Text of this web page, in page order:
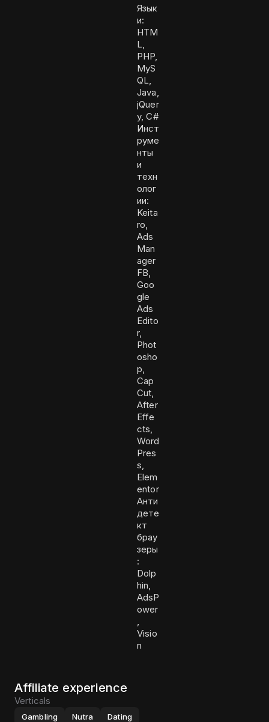
Язык
и:
HTM
L,
PHP,
MyS
QL,
Java,
jQuer
y, C#
Инст
руме
нты
и
техн
олог
ии:
Keita
ro,
Ads
Man
ager
FB,
Goo
gle
Ads
Edito
r,
Phot
osho
p,
Cap
Cut,
After
Effe
cts,
Word
Pres
s,
Elem
entor
Анти
дете
кт
брау
зеры
:
Dolp
hin,
AdsP
ower
,
Visio
n
Affiliate experience
Verticals
Gambling Nutra Dating